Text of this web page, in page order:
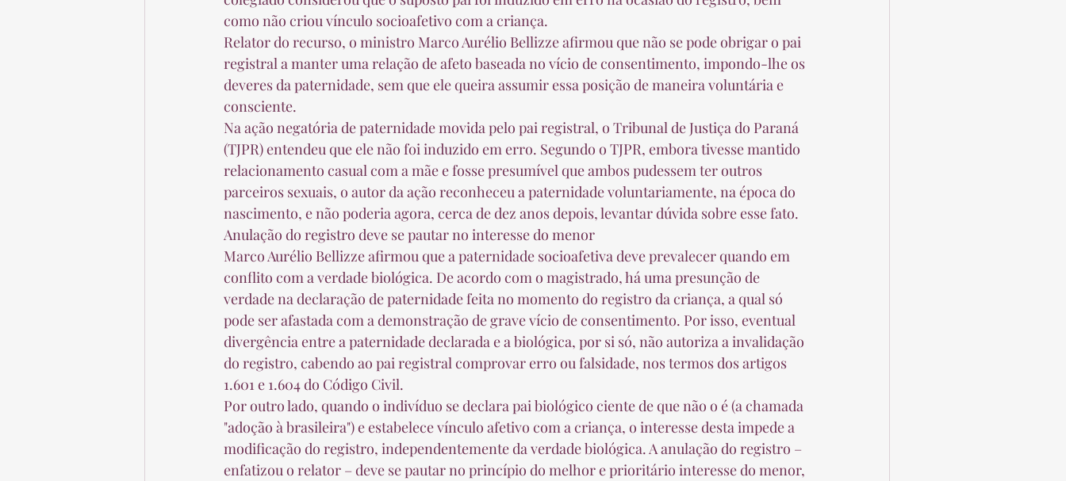
como não criou vínculo socioafetivo com a criança.
Relator do recurso, o ministro Marco Aurélio Bellizze afirmou que não se pode obrigar o pai
registral a manter uma relação de afeto baseada no vício de consentimento, impondo-lhe os
deveres da paternidade, sem que ele queira assumir essa posição de maneira voluntária e
consciente.
Na ação negatória de paternidade movida pelo pai registral, o Tribunal de Justiça do Paraná
(TJPR) entendeu que ele não foi induzido em erro. Segundo o TJPR, embora tivesse mantido
relacionamento casual com a mãe e fosse presumível que ambos pudessem ter outros
parceiros sexuais, o autor da ação reconheceu a paternidade voluntariamente, na época do
nascimento, e não poderia agora, cerca de dez anos depois, levantar dúvida sobre esse fato.
Anulação do registro deve se pautar no interesse do menor
Marco Aurélio Bellizze afirmou que a paternidade socioafetiva deve prevalecer quando em
conflito com a verdade biológica. De acordo com o magistrado, há uma presunção de
verdade na declaração de paternidade feita no momento do registro da criança, a qual só
pode ser afastada com a demonstração de grave vício de consentimento. Por isso, eventual
divergência entre a paternidade declarada e a biológica, por si só, não autoriza a invalidação
do registro, cabendo ao pai registral comprovar erro ou falsidade, nos termos dos artigos
1.601 e 1.604 do Código Civil.
Por outro lado, quando o indivíduo se declara pai biológico ciente de que não o é (a chamada
"adoção à brasileira") e estabelece vínculo afetivo com a criança, o interesse desta impede a
modificação do registro, independentemente da verdade biológica. A anulação do registro –
enfatizou o relator – deve se pautar no princípio do melhor e prioritário interesse do menor,